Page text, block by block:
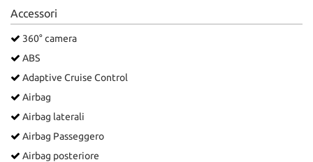
Accessori
360° camera
ABS
Adaptive Cruise Control
Airbag
Airbag laterali
Airbag Passeggero
Airbag posteriore
impostazioni